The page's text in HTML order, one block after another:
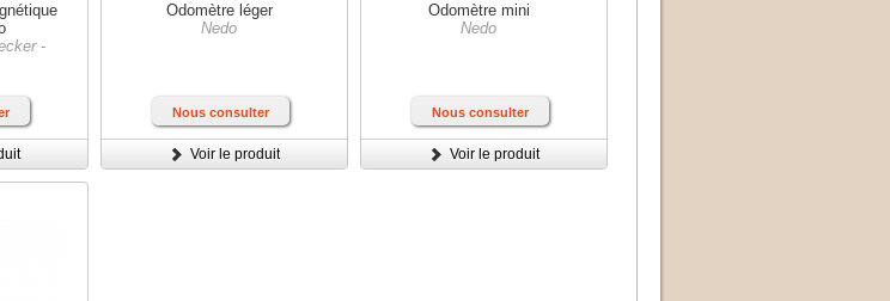
-
Odomètre léger
Nedo
Nous consulter
Voir le produit
Odomètre mini
Nedo
Nous consulter
Voir le produit